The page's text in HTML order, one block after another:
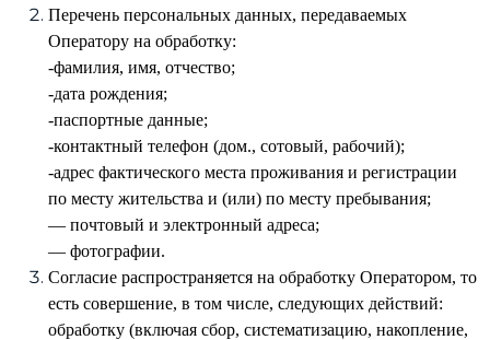
Перечень персональных данных, передаваемых
Оператору на обработку:
-фамилия, имя, отчество;
-дата рождения;
-паспортные данные;
-контактный телефон (дом., сотовый, рабочий);
-адрес фактического места проживания и регистрации
по месту жительства и (или) по месту пребывания;
— почтовый и электронный адреса;
— фотографии.
Согласие распространяется на обработку Оператором, то
есть совершение, в том числе, следующих действий:
обработку (включая сбор, систематизацию, накопление,